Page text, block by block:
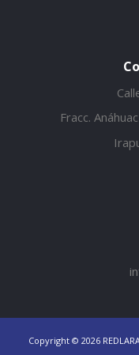
Fracc.
Copyright © 2026